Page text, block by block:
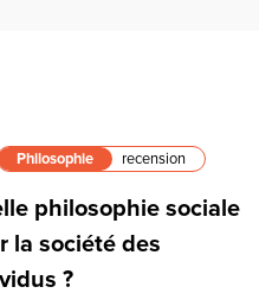
Philosophie recension
philosophie sociale
la société des
?